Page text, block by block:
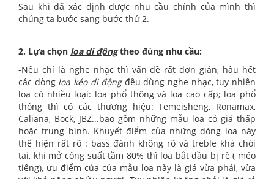
Sau khi đã xác định được nhu cầu chính của mình thì
chúng ta bước sang bước thứ 2.
2. Lựa chọn loa di độngtheo đúng nhu cầu:
-Nếu chỉ là nghe nhạc thì vấn đề rất đơn giản, hầu hết
các dòng loa kéo di độngđều dùng nghe nhạc, tuy nhiên
loa có nhiều loại: loa phổ thông và loa cao cấp; loa phổ
thông thì có các thương hiệu: Temeisheng, Ronamax,
Caliana, Bock, JBZ...bao gồm những mẫu loa có giá thấp
hoặc trung bình. Khuyết điểm của những dòng loa này
thể hiện rất rõ : bass đánh không rõ và treble khá chói
tai, khi mở công suất tầm 80% thì loa bắt đầu bị rè ( méo
tiếng), ưu điểm của của mẫu loa này là giá vừa phải, vừa